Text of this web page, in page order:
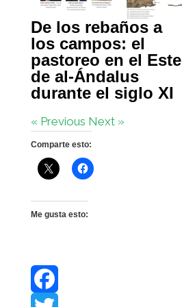
De los rebaños a
los campos: el
pastoreo en el Este
de al-Ándalus
durante el siglo XI
« Previous Next »
Comparte esto:
Me gusta esto: